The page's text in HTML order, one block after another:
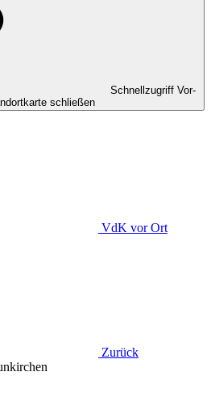
Schnellzugriff Vor-
schließen
VdK vor Ort
Zurück